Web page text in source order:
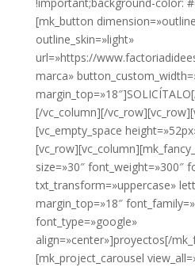
[mk_button
outline_skin=»light»
url=»https://
marca»
[/vc_column][/
[vc_empty_space
size=»30″ font_weight=»300″
txt_transform=»uppercase»
margin_top=»18″
font_type=»google»
align=»center»]proyectos[/
[mk_project_carousel